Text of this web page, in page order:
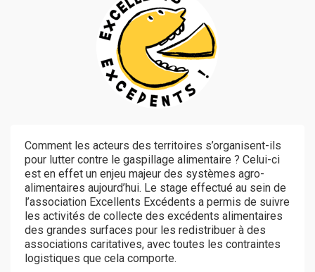
Comment les acteurs des territoires s’organisent-ils
pour lutter contre le gaspillage alimentaire ? Celui-ci
est en effet un enjeu majeur des systèmes agro-
alimentaires aujourd’hui. Le stage effectué au sein de
l’association Excellents Excédents a permis de suivre
les activités de collecte des excédents alimentaires
des grandes surfaces pour les redistribuer à des
associations caritatives, avec toutes les contraintes
logistiques que cela comporte.